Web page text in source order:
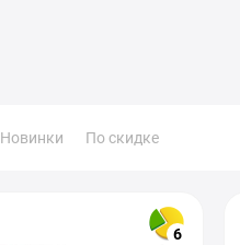
Новинки По скидке
6